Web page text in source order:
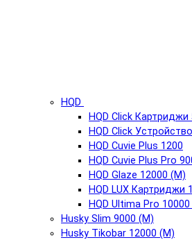
HQD
HQD Click Картриджи
HQD Click Устройство
HQD Cuvie Plus 1200
HQD Cuvie Plus Pro
HQD Glaze 12000 (М)
HQD LUX Картриджи
HQD Ultima Pro
Husky Slim 9000 (М)
Husky Tikobar 12000 (М)